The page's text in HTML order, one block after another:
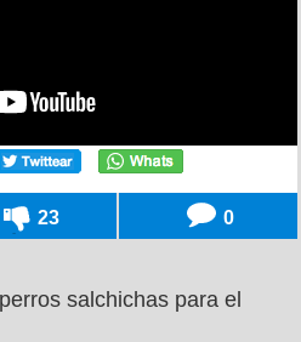
23 0
salchichas para el